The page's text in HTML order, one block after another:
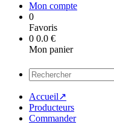
Mon compte
0
Favoris
0 0.0 €
Mon panier
Accueil↗
Producteurs
Commander